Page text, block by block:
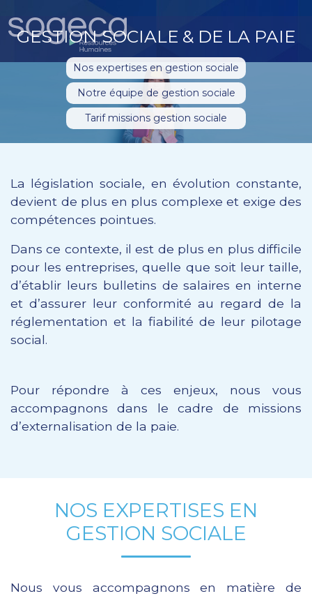
GESTION SOCIALE & DE LA PAIE
Nos expertises en gestion sociale
Notre équipe de gestion sociale
Tarif missions gestion sociale
La législation sociale, en évolution constante,
devient de plus en plus complexe et exige des
compétences pointues.
Dans ce contexte, il est de plus en plus difficile
pour les entreprises, quelle que soit leur taille,
d’établir leurs bulletins de salaires en interne
et d’assurer leur conformité au regard de la
réglementation et la fiabilité de leur pilotage
social.
Pour répondre à ces enjeux, nous vous
accompagnons dans le cadre de missions
d’externalisation de la paie.
NOS EXPERTISES EN
GESTION SOCIALE
Nous vous accompagnons en matière de